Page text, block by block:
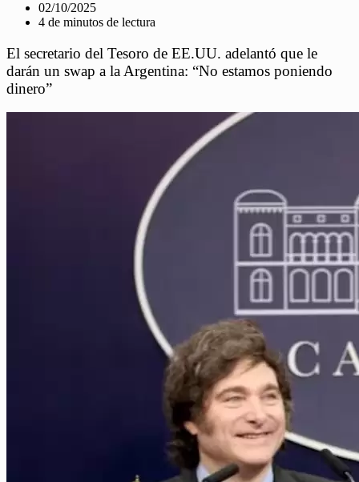
02/10/2025
4 de minutos de lectura
El secretario del Tesoro de EE.UU. adelantó que le
darán un swap a la Argentina: “No estamos poniendo
dinero”